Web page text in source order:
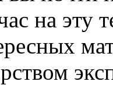
на эту